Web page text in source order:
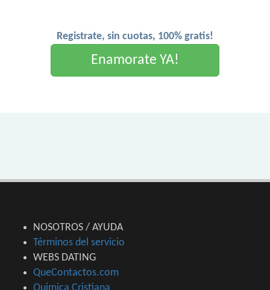
Registrate, sin cuotas, 100% gratis!
Enamorate YA!
NOSOTROS / AYUDA
Términos del servicio
WEBS DATING
QueContactos.com